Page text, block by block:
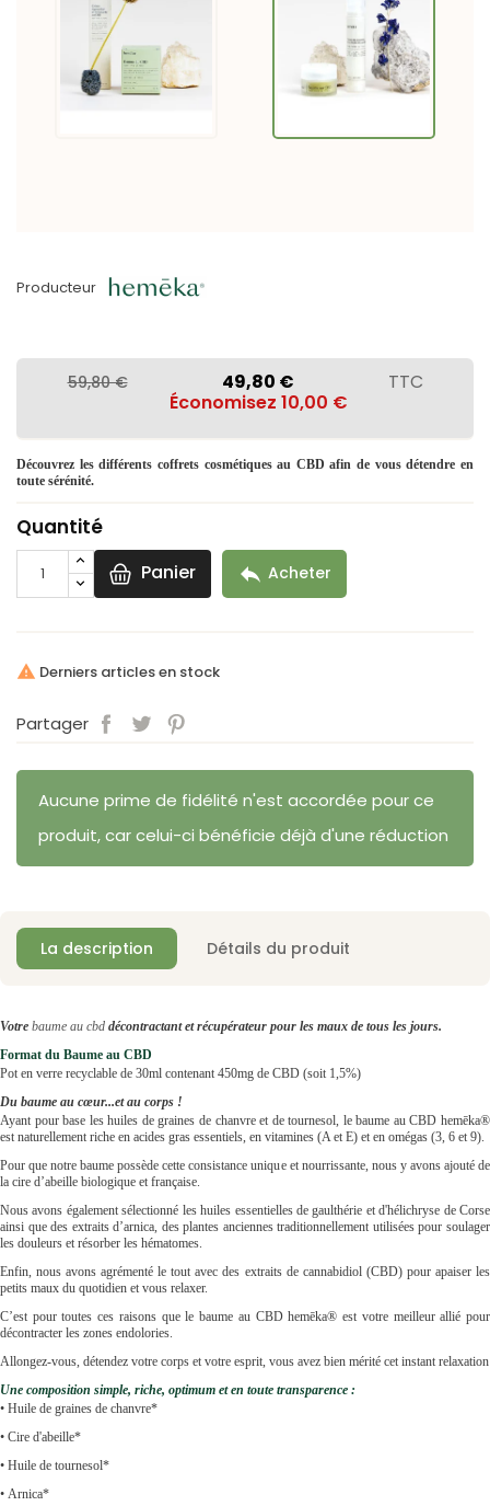
Producteur
59,80 €
49,80 €
Économisez 10,00 €
TTC
Découvrez les différents coffrets cosmétiques au CBD afin de vous détendre en
toute sérénité.
Quantité
Panier  Acheter
 Derniers articles en stock
Partager
Aucune prime de fidélité n'est accordée pour ce
produit, car celui-ci bénéficie déjà d'une réduction
La description Détails du produit
Votre baume au cbd décontractant et récupérateur pour les maux de tous les jours.
Format du Baume au CBD
Pot en verre recyclable de 30ml contenant 450mg de CBD (soit 1,5%)
Du baume au cœur...et au corps !
Ayant pour base les huiles de graines de chanvre et de tournesol, le baume au CBD hemēka®
est naturellement riche en acides gras essentiels, en vitamines (A et E) et en omégas (3, 6 et 9).
Pour que notre baume possède cette consistance unique et nourrissante, nous y avons ajouté de
la cire d’abeille biologique et française.
Nous avons également sélectionné les huiles essentielles de gaulthérie et d'hélichryse de Corse
ainsi que des extraits d’arnica, des plantes anciennes traditionnellement utilisées pour soulager
les douleurs et résorber les hématomes.
Enfin, nous avons agrémenté le tout avec des extraits de cannabidiol (CBD) pour apaiser les
petits maux du quotidien et vous relaxer.
C’est pour toutes ces raisons que le baume au CBD hemēka® est votre meilleur allié pour
décontracter les zones endolories.
Allongez-vous, détendez votre corps et votre esprit, vous avez bien mérité cet instant relaxation
Une composition simple, riche, optimum et en toute transparence :
• Huile de graines de chanvre*
• Cire d'abeille*
• Huile de tournesol*
• Arnica*